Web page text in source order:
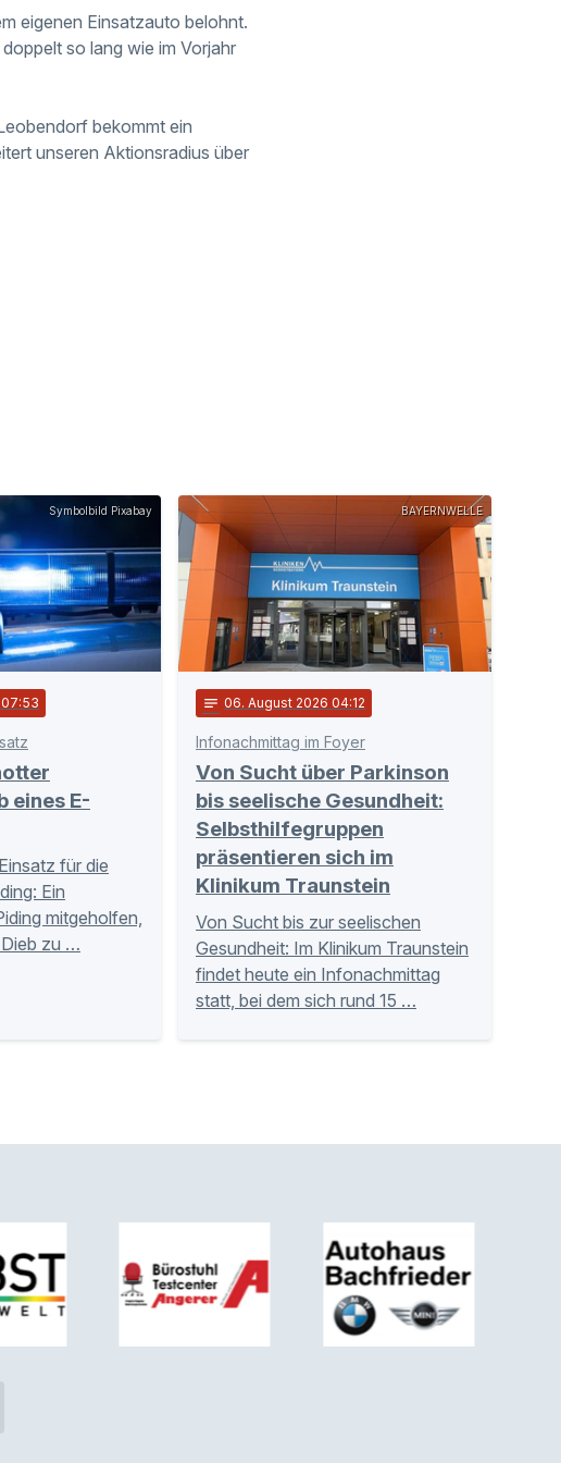
eigenen Einsatzauto belohnt.
so lang wie im Vorjahr
bekommt ein
unseren Aktionsradius über
Symbolbild Pixabay
eines E-
für die
Ein
mitgeholfen,
zu …
BAYERNWELLE
notes 06. August 2026 04:12
Infonachmittag im Foyer
Von Sucht über Parkinson
bis seelische Gesundheit:
Selbsthilfegruppen
präsentieren sich im
Klinikum Traunstein
Von Sucht bis zur seelischen
Gesundheit: Im Klinikum Traunstein
findet heute ein Infonachmittag
statt, bei dem sich rund 15 …